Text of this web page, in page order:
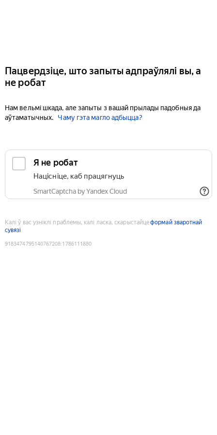
Пацвердзіце, што запыты адпраўлялі вы, а
не робат
Нам вельмі шкада, але запыты з вашай прылады падобныя да
аўтаматычных.
Чаму гэта магло адбыцца?
Я не робат
Націсніце, каб працягнуць
SmartCaptcha by Yandex Cloud
Калі ў вас узніклі праблемы, калі ласка, скарыстайцеформай зваротнай
сувязі
9183474795140767208:1786111880